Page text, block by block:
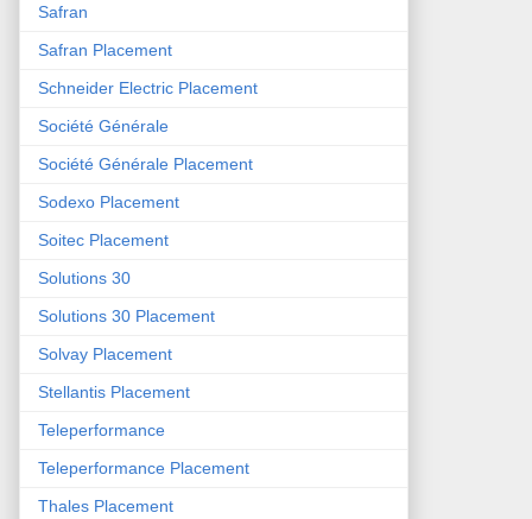
Safran
Safran Placement
Schneider Electric Placement
Société Générale
Société Générale Placement
Sodexo Placement
Soitec Placement
Solutions 30
Solutions 30 Placement
Solvay Placement
Stellantis Placement
Teleperformance
Teleperformance Placement
Thales Placement